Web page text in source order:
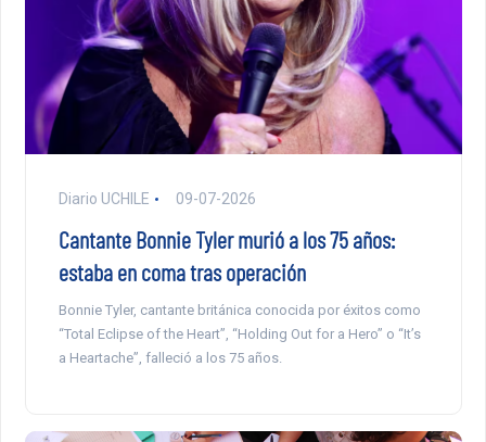
Diario UCHILE 09-07-2026
Cantante Bonnie Tyler murió a los 75 años:
estaba en coma tras operación
Bonnie Tyler, cantante británica conocida por éxitos como
“Total Eclipse of the Heart”, “Holding Out for a Hero” o “It’s
a Heartache”, falleció a los 75 años.